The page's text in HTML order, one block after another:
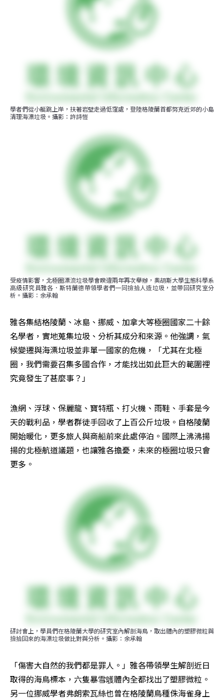
學者們從小艇跳上岸，扶著岩壁走過低窪處，登陸格陵蘭首都努克近郊的小島
清理海漂垃圾。攝影：許詩愷
受疫情影響，北極圈漂流垃圾學會睽違兩年再次舉辦，奧胡斯大學生態科學系
高級研究員雅各．斯特蘭德帶領學者們一同撿拾人造垃圾，並帶回研究室分
析。攝影：余承翰
雅各集結格陵蘭、冰島、挪威、加拿大等極圈國家二十餘
名學者，實地蒐集垃圾、分析其成分和來源。他強調，氣
候變遷與海漂垃圾並非單一國家的危機，「尤其在北極
圈，我們需要召集多國合作，才能找出如此巨大的範圍裡
究竟發生了甚麼事？」
漁網、浮球、保麗龍、寶特瓶、打火機、雨鞋、手套是今
天的戰利品，學者群徒手回收了上百公斤垃圾。自格陵蘭
開始暖化，更多旅人與商船前來此處停泊。國際上沸沸揚
揚的北極航道議題，也讓雅各擔憂，未來的極圈垃圾只會
更多。
研討會上，學員們在格陵蘭大學的研究室內解剖海鳥，取出體內的塑膠微粒與
撿拾回來的海漂垃圾做比對與分析。攝影：余承翰
「傷害大自然的我們都是罪人。」雅各帶領學生解剖近日
取得的海鳥標本，六隻暴雪鸌體內全都找出了塑膠微粒。
另一位挪威學者弗朗索瓦絲也曾在格陵蘭鳥種侏海雀身上